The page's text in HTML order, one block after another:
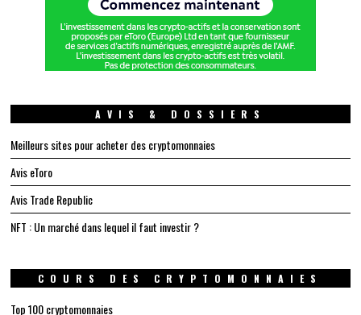
AVIS & DOSSIERS
Meilleurs sites pour acheter des cryptomonnaies
Avis eToro
Avis Trade Republic
NFT : Un marché dans lequel il faut investir ?
COURS DES CRYPTOMONNAIES
Top 100 cryptomonnaies